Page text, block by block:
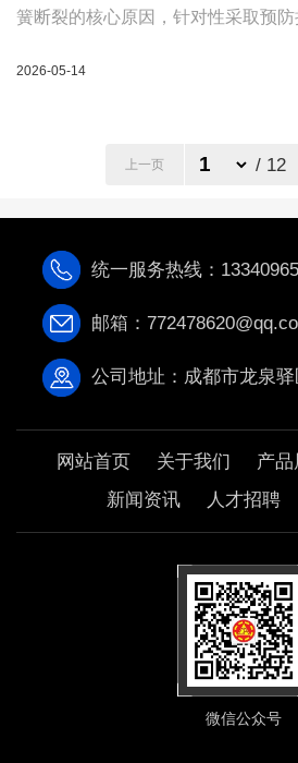
簧断裂的核心原因，针对性采取预
2009《螺旋弹簧疲劳试验规范》及
2026-05-14
上一页 / 12
统一服务热线：
邮箱：
公司地址：成都市龙泉
网站首页 关于我们 产
新闻资讯
人才招聘
微信公众号